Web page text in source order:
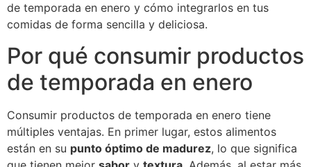
de temporada en enero y cómo integrarlos en tus
comidas de forma sencilla y deliciosa.
Por qué consumir productos
de temporada en enero
Consumir productos de temporada en enero tiene
múltiples ventajas. En primer lugar, estos alimentos
están en su punto óptimo de madurez, lo que significa